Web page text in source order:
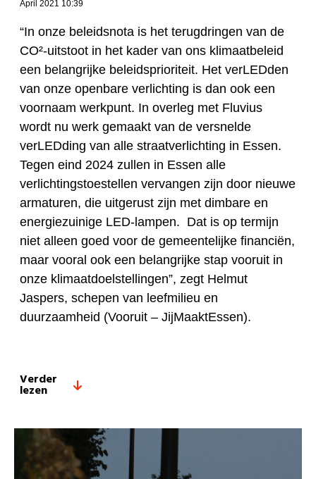
April 2021 10:39
“In onze beleidsnota is het terugdringen van de
CO²-uitstoot in het kader van ons klimaatbeleid
een belangrijke beleidsprioriteit. Het verLEDden
van onze openbare verlichting is dan ook een
voornaam werkpunt. In overleg met Fluvius
wordt nu werk gemaakt van de versnelde
verLEDding van alle straatverlichting in Essen.
Tegen eind 2024 zullen in Essen alle
verlichtingstoestellen vervangen zijn door nieuwe
armaturen, die uitgerust zijn met dimbare en
energiezuinige LED-lampen. Dat is op termijn
niet alleen goed voor de gemeentelijke financiën,
maar vooral ook een belangrijke stap vooruit in
onze klimaatdoelstellingen”, zegt Helmut
Jaspers, schepen van leefmilieu en
duurzaamheid (Vooruit – JijMaaktEssen).
Verder
lezen